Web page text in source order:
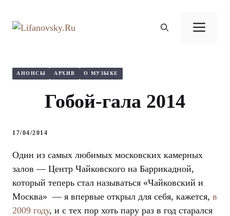
содержимому
АНОНСЫ АРХИВ О МУЗЫКЕ
Гобой-гала 2014
17/04/2014
Один из самых любимых московских камерных
залов — Центр Чайковского на Баррикадной,
который теперь стал называться «Чайковский и
Москва» — я впервые открыл для себя, кажется, в
2009 году, и с тех пор хоть пару раз в год старался